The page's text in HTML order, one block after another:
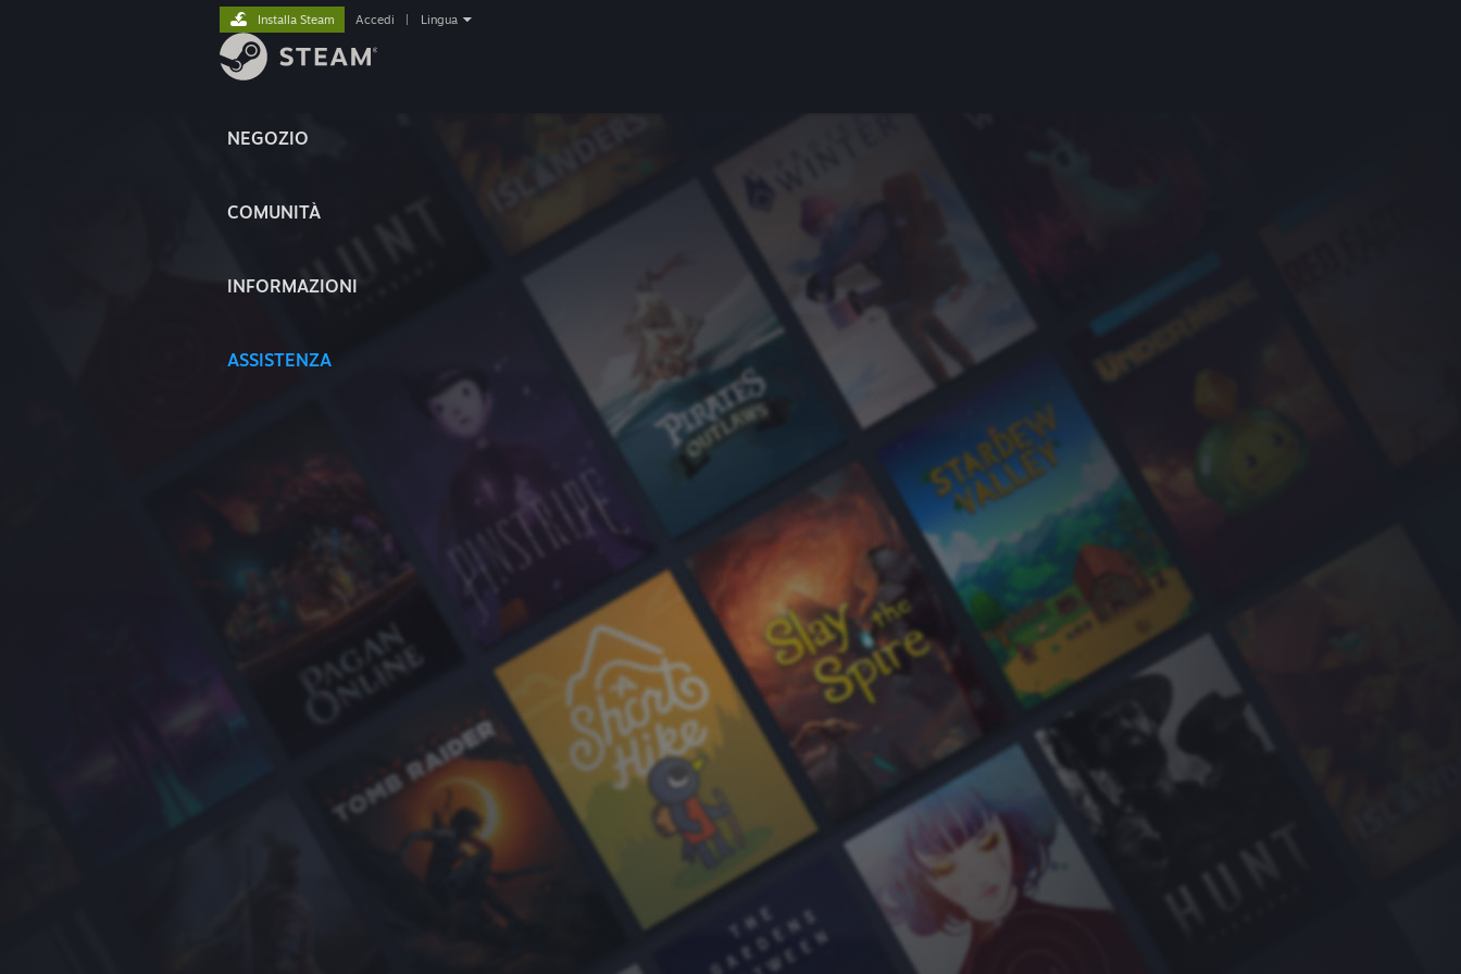
NEGOZIO
COMUNITÀ
INFORMAZIONI
ASSISTENZA
Installa Steam Accedi Lingua